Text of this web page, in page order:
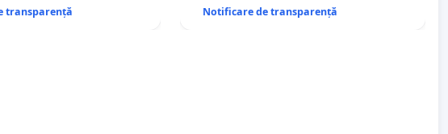
transparență
Notificare de transparență